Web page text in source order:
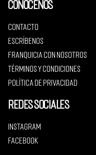
Conócenos
Contacto
Escríbenos
Franquicia con nosotros
Términos y condiciones
Política de privacidad
Redes sociales
Instagram
Facebook